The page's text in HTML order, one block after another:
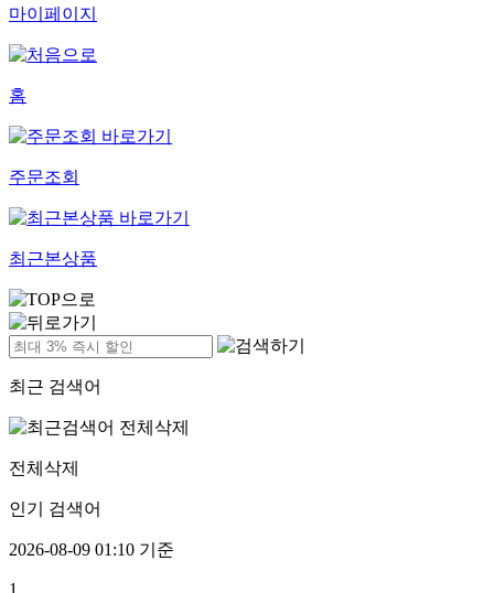
마이페이지
홈
주문조회
최근본상품
최근 검색어
전체삭제
인기 검색어
2026-08-09 01:10 기준
1.